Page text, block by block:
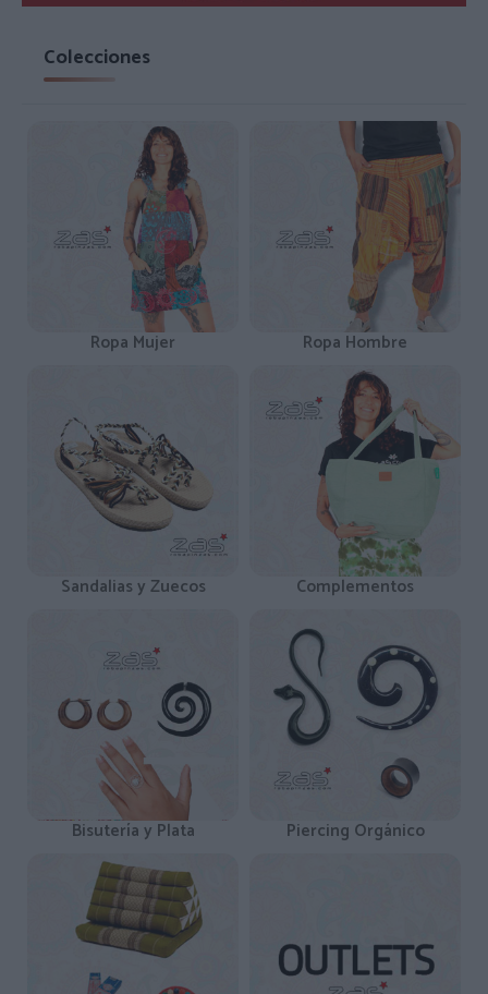
Colecciones
Ropa Mujer Ropa Hombre
Sandalias y Zuecos Complementos
Bisutería y Plata Piercing Orgánico